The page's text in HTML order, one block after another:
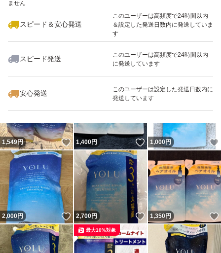
ません
スピード＆安心発送
このユーザーは高頻度で24時間以内
＆設定した発送日数内に発送していま
す
スピード発送
このユーザーは高頻度で24時間以内
に発送しています
安心発送
このユーザーは設定した発送日数内に
発送しています
いいね！
2,600
1,549円 いいね！
1,400円 いいね！
1,000円
2,000円 いいね！
2,700円 いいね！
1,350円
最大10%対象